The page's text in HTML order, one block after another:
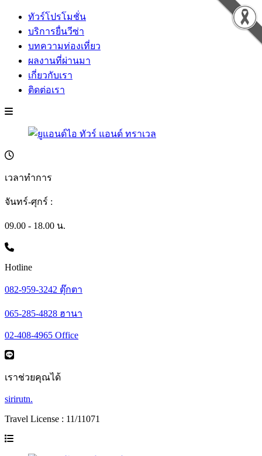
ทัวร์โปรโมชั่น
บริการยื่นวีซ่า
บทความท่องเที่ยว
ผลงานที่ผ่านมา
เกี่ยวกับเรา
ติดต่อเรา
เวลาทำการ
จันทร์-ศุกร์ :
09.00 - 18.00 น.
Hotline
082-959-3242 ตุ๊กตา
065-285-4828 ฮานา
02-408-4965 Office
เราช่วยคุณได้
sirirutn.
Travel License : 11/11071